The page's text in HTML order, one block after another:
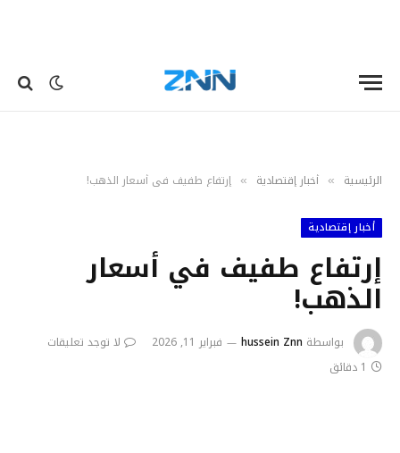
الرئيسية » أخبار إقتصادية » إرتفاع طفيف في أسعار الذهب!
أخبار إقتصادية
إرتفاع طفيف في أسعار
الذهب!
بواسطة hussein Znn فبراير 11, 2026
لا توجد تعليقات
1 دقائق